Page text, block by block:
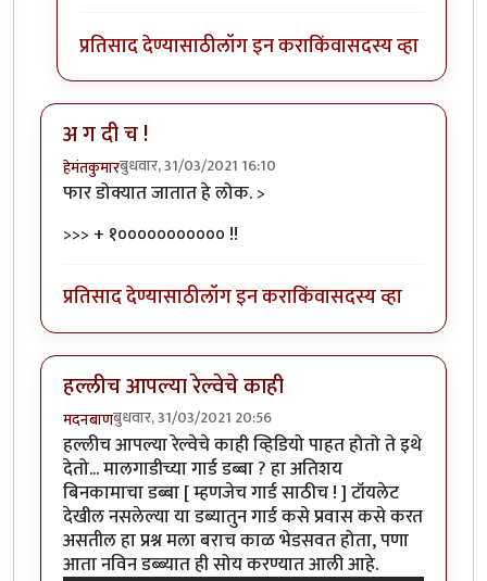
प्रतिसाद देण्यासाठीलॉग इन कराकिंवासदस्य व्हा
अ ग दी च !
हेमंतकुमारबुधवार, 31/03/2021 16:10
फार डोक्यात जातात हे लोक. >
>>> + १००००००००००० !!
प्रतिसाद देण्यासाठीलॉग इन कराकिंवासदस्य व्हा
हल्लीच आपल्या रेल्वेचे काही
मदनबाणबुधवार, 31/03/2021 20:56
हल्लीच आपल्या रेल्वेचे काही व्हिडियो पाहत होतो ते इथे
देतो... मालगाडीच्या गार्ड डब्बा ? हा अतिशय
बिनकामाचा डब्बा [ म्हणजेच गार्ड साठीच ! ] टॉयलेट
देखील नसलेल्या या डब्यातुन गार्ड कसे प्रवास कसे करत
असतील हा प्रश्न मला बराच काळ भेडसवत होता, पणा
आता नविन डब्ब्यात ही सोय करण्यात आली आहे.